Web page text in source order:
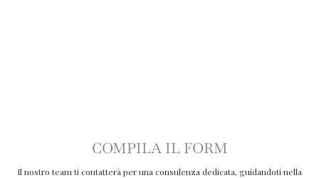
COMPILA IL FORM
Il nostro team ti contatterà per una consulenza dedicata, guidandoti nella